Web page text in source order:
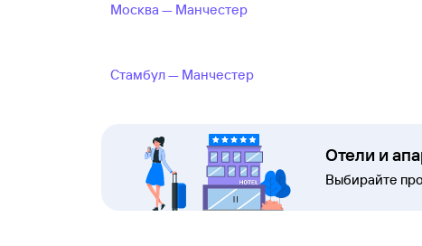
Москва — Манчестер
Стамбул — Манчестер
Отели и
Выбирайте